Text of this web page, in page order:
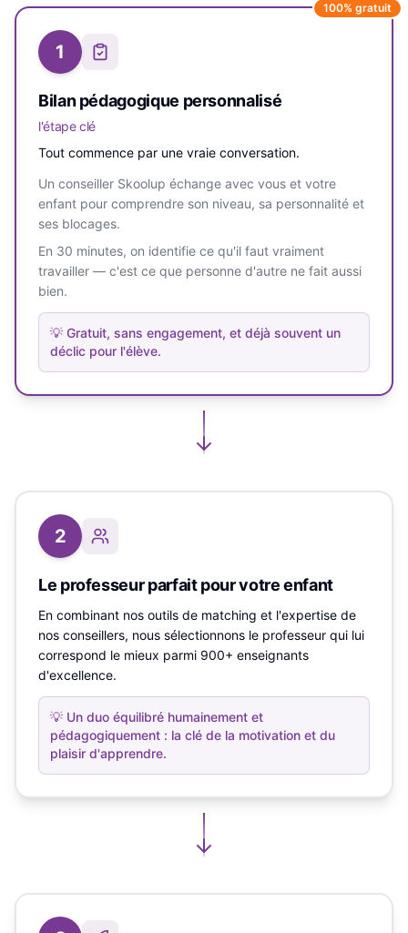
100% gratuit
1
Bilan pédagogique personnalisé
l'étape clé
Tout commence par une vraie conversation.
Un conseiller Skoolup échange avec vous et votre
enfant pour comprendre son niveau, sa personnalité et
ses blocages.
En 30 minutes, on identifie ce qu'il faut vraiment
travailler — c'est ce que personne d'autre ne fait aussi
bien.
💡 Gratuit, sans engagement, et déjà souvent un
déclic pour l'élève.
2
Le professeur parfait pour votre enfant
En combinant nos outils de matching et l'expertise de
nos conseillers, nous sélectionnons le professeur qui lui
correspond le mieux parmi 900+ enseignants
d'excellence.
💡 Un duo équilibré humainement et
pédagogiquement : la clé de la motivation et du
plaisir d'apprendre.